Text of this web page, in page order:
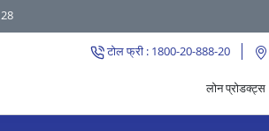
टोल फ्री : 1800-20-888-20
लोन प्रोडक्ट्स